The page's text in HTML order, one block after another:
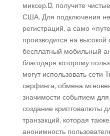
миксер.0, получите
США. Для подключения не
регистраций, а само
производится на
бесплатный мобильный
благодаря которому
могут использовать сети
серфинга, обмена
значимости событием для
создание криптовалюты
транзакций, которая
анонимность